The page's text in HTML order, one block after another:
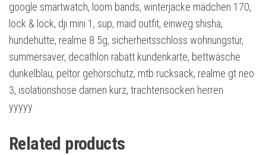
google smartwatch, loom bands, winterjacke mädchen 170,
lock & lock, dji mini 1, sup, maid outfit, einweg shisha,
hundehütte, realme 8 5g, sicherheitsschloss wohnungstür,
summersaver, decathlon rabatt kundenkarte, bettwäsche
dunkelblau, peltor gehörschutz, mtb rucksack, realme gt neo
3, isolationshose damen kurz, trachtensocken herren
yyyyy
Related products